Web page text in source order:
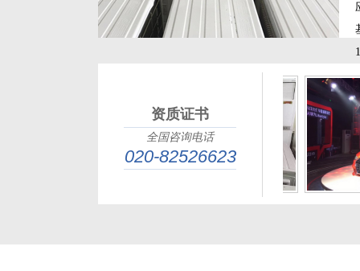
资质证书
全国咨询电话
020-82526623